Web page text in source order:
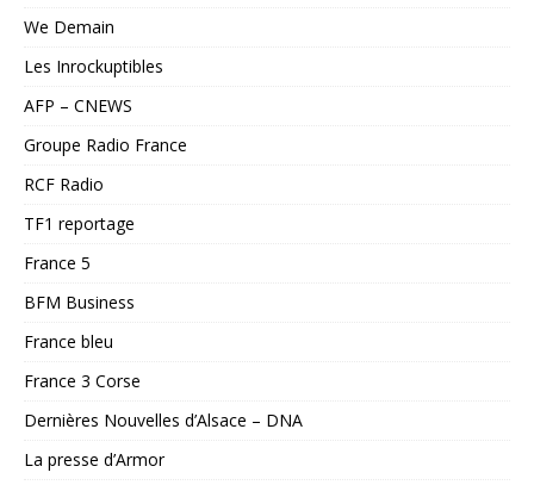
We Demain
Les Inrockuptibles
AFP – CNEWS
Groupe Radio France
RCF Radio
TF1 reportage
France 5
BFM Business
France bleu
France 3 Corse
Dernières Nouvelles d’Alsace – DNA
La presse d’Armor